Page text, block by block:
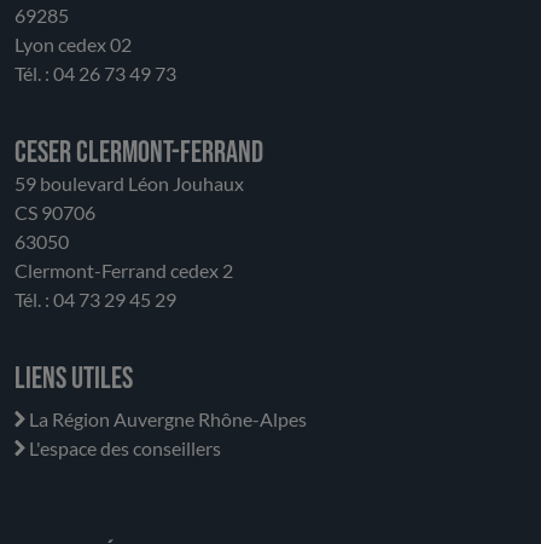
69285
Lyon cedex 02
Tél. : 04 26 73 49 73
CESER Clermont-Ferrand
59 boulevard Léon Jouhaux
CS 90706
63050
Clermont-Ferrand cedex 2
Tél. : 04 73 29 45 29
Liens utiles
La Région Auvergne Rhône-Alpes
L'espace des conseillers